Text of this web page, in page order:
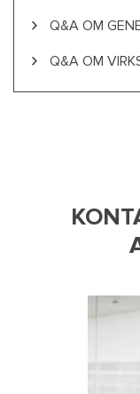
Q&A OM
Q&A OM